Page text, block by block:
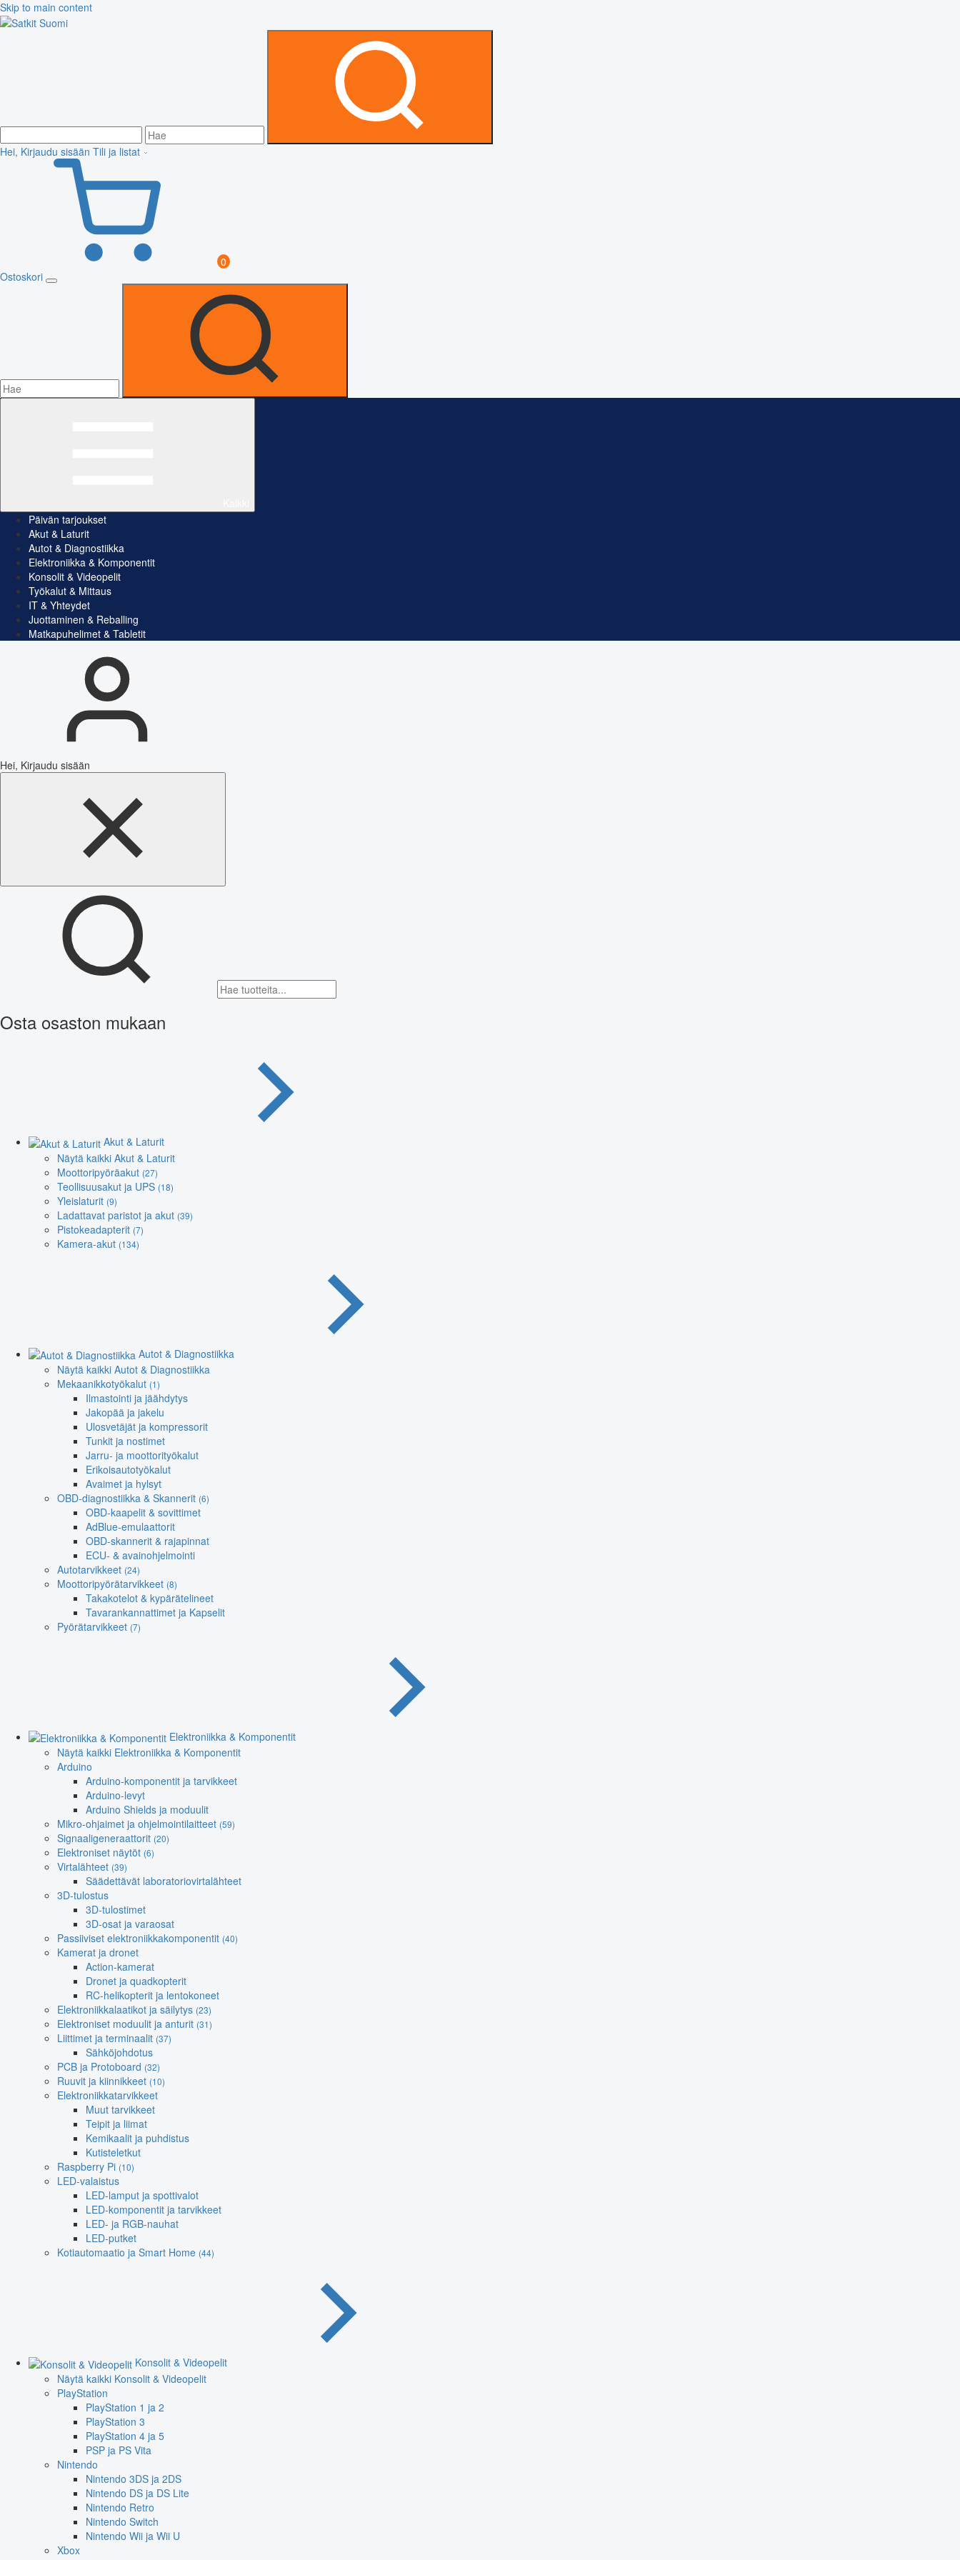
Skip to main content
Hei, Kirjaudu sisään Tili ja listat
0
Ostoskori
Päivän tarjoukset
Akut & Laturit
Autot & Diagnostiikka
Elektroniikka & Komponentit
Konsolit & Videopelit
Työkalut & Mittaus
IT & Yhteydet
Juottaminen & Reballing
Matkapuhelimet & Tabletit
Hei, Kirjaudu sisään
Osta osaston mukaan
Akut & Laturit
Näytä kaikki Akut & Laturit
Moottoripyöräakut (27)
Teollisuusakut ja UPS (18)
Yleislaturit (9)
Ladattavat paristot ja akut (39)
Pistokeadapterit (7)
Kamera-akut (134)
Autot & Diagnostiikka
Näytä kaikki Autot & Diagnostiikka
Mekaanikkotyökalut (1)
Ilmastointi ja jäähdytys
Jakopää ja jakelu
Ulosvetäjät ja kompressorit
Tunkit ja nostimet
Jarru- ja moottorityökalut
Erikoisautotyökalut
Avaimet ja hylsyt
OBD-diagnostiikka & Skannerit (6)
OBD-kaapelit & sovittimet
AdBlue-emulaattorit
OBD-skannerit & rajapinnat
ECU- & avainohjelmointi
Autotarvikkeet (24)
Moottoripyörätarvikkeet (8)
Takakotelot & kypärätelineet
Tavarankannattimet ja Kapselit
Pyörätarvikkeet (7)
Elektroniikka & Komponentit
Näytä kaikki Elektroniikka & Komponentit
Arduino
Arduino-komponentit ja tarvikkeet
Arduino-levyt
Arduino Shields ja moduulit
Mikro-ohjaimet ja ohjelmointilaitteet (59)
Signaaligeneraattorit (20)
Elektroniset näytöt (6)
Virtalähteet (39)
Säädettävät laboratoriovirtalähteet
3D-tulostus
3D-tulostimet
3D-osat ja varaosat
Passiiviset elektroniikkakomponentit (40)
Kamerat ja dronet
Action-kamerat
Dronet ja quadkopterit
RC-helikopterit ja lentokoneet
Elektroniikkalaatikot ja säilytys (23)
Elektroniset moduulit ja anturit (31)
Liittimet ja terminaalit (37)
Sähköjohdotus
PCB ja Protoboard (32)
Ruuvit ja kiinnikkeet (10)
Elektroniikkatarvikkeet
Muut tarvikkeet
Teipit ja liimat
Kemikaalit ja puhdistus
Kutisteletkut
Raspberry Pi (10)
LED-valaistus
LED-lamput ja spottivalot
LED-komponentit ja tarvikkeet
LED- ja RGB-nauhat
LED-putket
Kotiautomaatio ja Smart Home (44)
Konsolit & Videopelit
Näytä kaikki Konsolit & Videopelit
PlayStation
PlayStation 1 ja 2
PlayStation 3
PlayStation 4 ja 5
PSP ja PS Vita
Nintendo
Nintendo 3DS ja 2DS
Nintendo DS ja DS Lite
Nintendo Retro
Nintendo Switch
Nintendo Wii ja Wii U
Xbox